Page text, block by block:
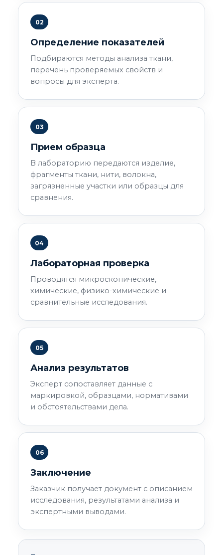
02
Определение показателей
Подбираются методы анализа ткани,
перечень проверяемых свойств и
вопросы для эксперта.
03
Прием образца
В лабораторию передаются изделие,
фрагменты ткани, нити, волокна,
загрязненные участки или образцы для
сравнения.
04
Лабораторная проверка
Проводятся микроскопические,
химические, физико-химические и
сравнительные исследования.
05
Анализ результатов
Эксперт сопоставляет данные с
маркировкой, образцами, нормативами
и обстоятельствами дела.
06
Заключение
Заказчик получает документ с описанием
исследования, результатами анализа и
экспертными выводами.